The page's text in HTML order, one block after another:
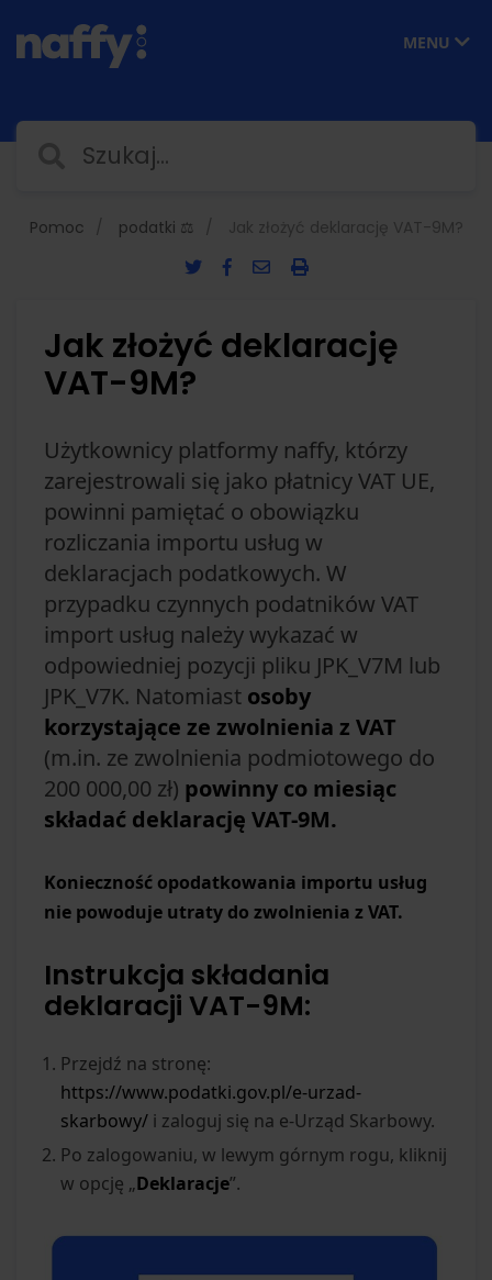
MENU
Pomoc podatki ⚖️ Jak złożyć deklarację VAT-9M?
Jak złożyć deklarację
VAT-9M?
Użytkownicy platformy naffy, którzy
zarejestrowali się jako płatnicy VAT UE,
powinni pamiętać o obowiązku
rozliczania importu usług w
deklaracjach podatkowych. W
przypadku czynnych podatników VAT
import usług należy wykazać w
odpowiedniej pozycji pliku JPK_V7M lub
JPK_V7K. Natomiast osoby
korzystające ze zwolnienia z VAT
(m.in. ze zwolnienia podmiotowego do
200 000,00 zł) powinny co miesiąc
składać deklarację VAT-9M.
Konieczność opodatkowania importu usług
nie powoduje utraty do zwolnienia z VAT.
Instrukcja składania
deklaracji VAT-9M:
Przejdź na stronę:
https://www.podatki.gov.pl/e-urzad-
skarbowy/ i zaloguj się na e-Urząd Skarbowy.
Po zalogowaniu, w lewym górnym rogu, kliknij
w opcję „Deklaracje”.